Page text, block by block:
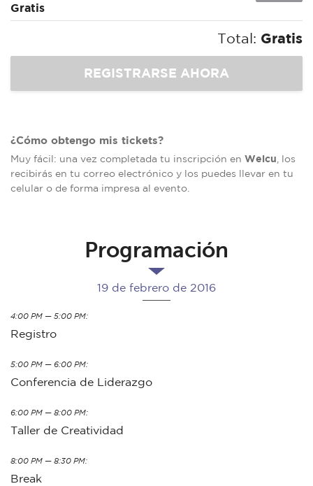
Gratis
Total: Gratis
¿Cómo obtengo mis tickets?
Muy fácil: una vez completada tu inscripción en Welcu , los
recibirás en tu correo electrónico y los puedes llevar en tu
celular o de forma impresa al evento.
Programación
19 de febrero de 2016
4:00 PM — 5:00 PM:
Registro
5:00 PM — 6:00 PM:
Conferencia de Liderazgo
6:00 PM — 8:00 PM:
Taller de Creatividad
8:00 PM — 8:30 PM:
Break